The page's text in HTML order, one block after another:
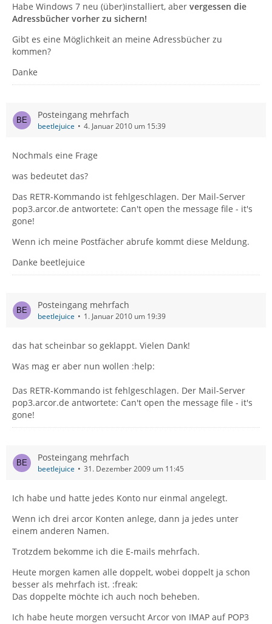
Habe Windows 7 neu (über)installiert, aber vergessen die
Adressbücher vorher zu sichern!
Gibt es eine Möglichkeit an meine Adressbücher zu
kommen?
Danke
Posteingang mehrfach
beetlejuice 4. Januar 2010 um 15:39
Nochmals eine Frage
was bedeutet das?
Das RETR-Kommando ist fehlgeschlagen. Der Mail-Server
pop3.arcor.de antwortete: Can't open the message file - it's
gone!
Wenn ich meine Postfächer abrufe kommt diese Meldung.
Danke beetlejuice
Posteingang mehrfach
beetlejuice 1. Januar 2010 um 19:39
das hat scheinbar so geklappt. Vielen Dank!
Was mag er aber nun wollen :help:
Das RETR-Kommando ist fehlgeschlagen. Der Mail-Server
pop3.arcor.de antwortete: Can't open the message file - it's
gone!
Posteingang mehrfach
beetlejuice 31. Dezember 2009 um 11:45
Ich habe und hatte jedes Konto nur einmal angelegt.
Wenn ich drei arcor Konten anlege, dann ja jedes unter
einem anderen Namen.
Trotzdem bekomme ich die E-mails mehrfach.
Heute morgen kamen alle doppelt, wobei doppelt ja schon
besser als mehrfach ist. :freak:
Das doppelte möchte ich auch noch beheben.
Ich habe heute morgen versucht Arcor von IMAP auf POP3